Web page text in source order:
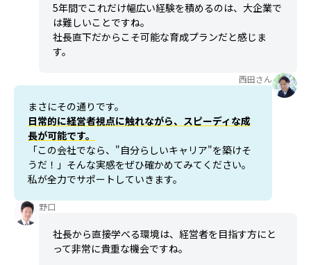
5年間でこれだけ幅広い経験を積めるのは、大企業で
は難しいことですね。
社長直下だからこそ可能な育成プランだと感じま
す。
西田さん
まさにその通りです。
日常的に経営者視点に触れながら、スピーディな成
長が可能です。
「この会社でなら、"自分らしいキャリア"を築けそ
うだ！」そんな実感をぜひ確かめてみてください。
私が全力でサポートしていきます。
野口
社長から直接学べる環境は、経営者を目指す方にと
って非常に貴重な機会ですね。